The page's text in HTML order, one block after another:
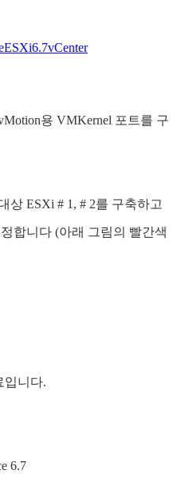
ESXi6.7vCenter
용 VMKernel 포트를 구
상 ESXi # 1, # 2를 구축하고
합니다 (아래 그림의 빨간색
입니다.
6.7